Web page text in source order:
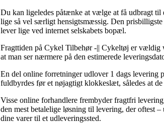
Du kan ligeledes påtænke at vælge at få udbragt
lige så vel særligt hensigtsmæssig. Den
lever lige ved internet selskabets bopæl.
Fragttiden på Cykel Tilbehør -|| Cykeltøj er vældig
at man ser nærmere på den estimerede
En del online forretninger udlover 1 dags levering
fuldbyrdes før et nøjagtigt klokkeslæt, således at
Visse online forhandlere frembyder fragtfri
den mest betalelige løsning til levering, der oftest
dine varer til et udleveringssted.